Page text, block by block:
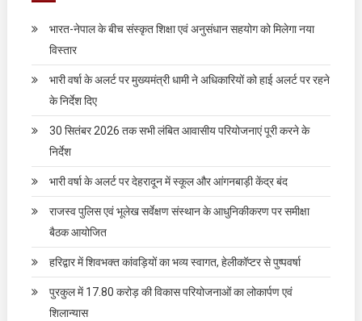
भारत-नेपाल के बीच संस्कृत शिक्षा एवं अनुसंधान सहयोग को मिलेगा नया
विस्तार
भारी वर्षा के अलर्ट पर मुख्यमंत्री धामी ने अधिकारियों को हाई अलर्ट पर रहने
के निर्देश दिए
30 सितंबर 2026 तक सभी लंबित आवासीय परियोजनाएं पूरी करने के
निर्देश
भारी वर्षा के अलर्ट पर देहरादून में स्कूल और आंगनबाड़ी केंद्र बंद
राजस्व पुलिस एवं भूलेख सर्वेक्षण संस्थान के आधुनिकीकरण पर समीक्षा
बैठक आयोजित
हरिद्वार में शिवभक्त कांवड़ियों का भव्य स्वागत, हेलीकॉप्टर से पुष्पवर्षा
पुरकुल में 17.80 करोड़ की विकास परियोजनाओं का लोकार्पण एवं
शिलान्यास